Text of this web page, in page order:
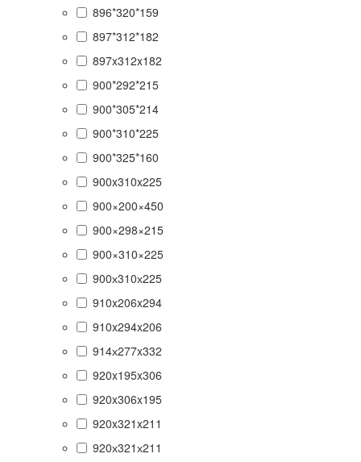
896*320*159
897*312*182
897x312x182
900*292*215
900*305*214
900*310*225
900*325*160
900x310x225
900×200×450
900×298×215
900×310×225
900х310х225
910x206x294
910x294x206
914х277x332
920x195x306
920x306x195
920x321x211
920х321х211